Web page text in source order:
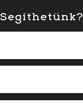
Segíthetünk?